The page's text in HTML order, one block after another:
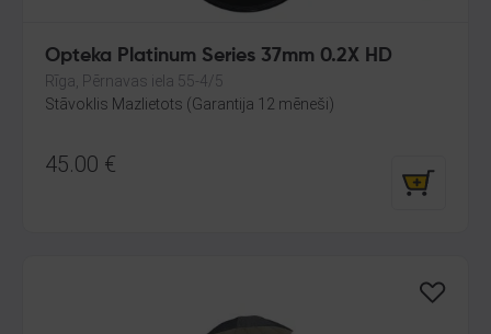
Opteka Platinum Series 37mm 0.2X HD
Rīga, Pērnavas iela 55-4/5
Stāvoklis Mazlietots (Garantija 12 mēneši)
45.00 €